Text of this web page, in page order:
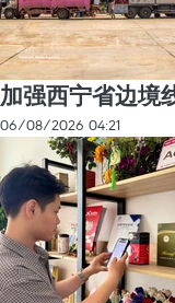
加强西宁省边境
06/08/2026 04:21